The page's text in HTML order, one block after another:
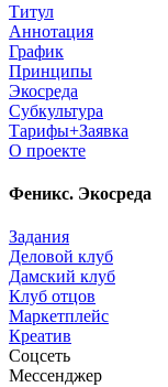
Титул
Аннотация
График
Принципы
Экосреда
Субкультура
Тарифы+Заявка
О проекте
Феникс. Экосреда
Задания
Деловой клуб
Дамский клуб
Клуб отцов
Маркетплейс
Креатив
Соцсеть
Мессенджер